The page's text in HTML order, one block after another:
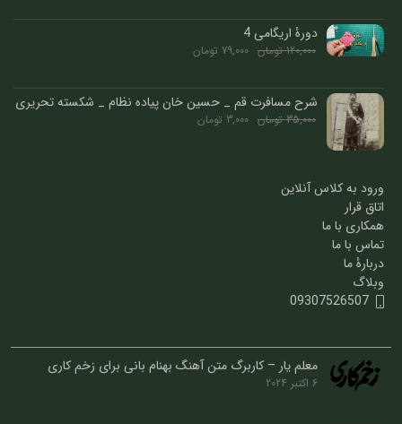
دورۀ اریگامی 4
120,000 تومان 79,000 تومان
شرح مسافرت قم _ حسین خان پیاده نظام _ شکسته تحریری
35,000 تومان 3,000 تومان
ورود به کلاس آنلاین
اتاق قرار
همکاری با ما
تماس با ما
دربارۀ ما
وبلاگ
09307526507
معلم یار – کاربرگ متن آهنگ بهنام بانی برای زخم کاری
6 اکتبر 2024